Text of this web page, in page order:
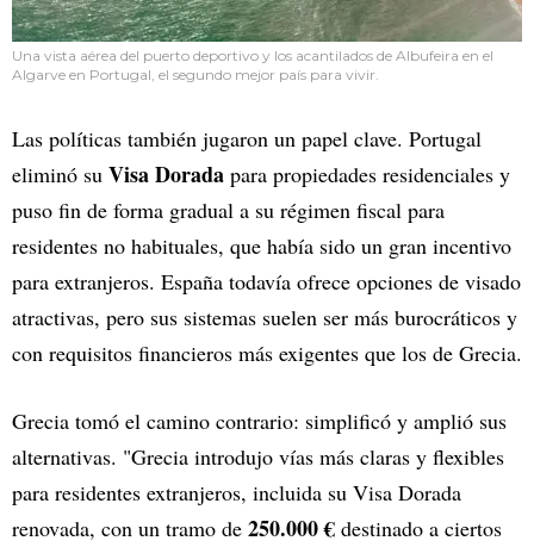
Una vista aérea del puerto deportivo y los acantilados de Albufeira en el
Algarve en Portugal, el segundo mejor país para vivir.
Las políticas también jugaron un papel clave. Portugal
eliminó su Visa Dorada para propiedades residenciales y
puso fin de forma gradual a su régimen fiscal para
residentes no habituales, que había sido un gran incentivo
para extranjeros. España todavía ofrece opciones de visado
atractivas, pero sus sistemas suelen ser más burocráticos y
con requisitos financieros más exigentes que los de Grecia.
Grecia tomó el camino contrario: simplificó y amplió sus
alternativas. "Grecia introdujo vías más claras y flexibles
para residentes extranjeros, incluida su Visa Dorada
renovada, con un tramo de 250.000 € destinado a ciertos